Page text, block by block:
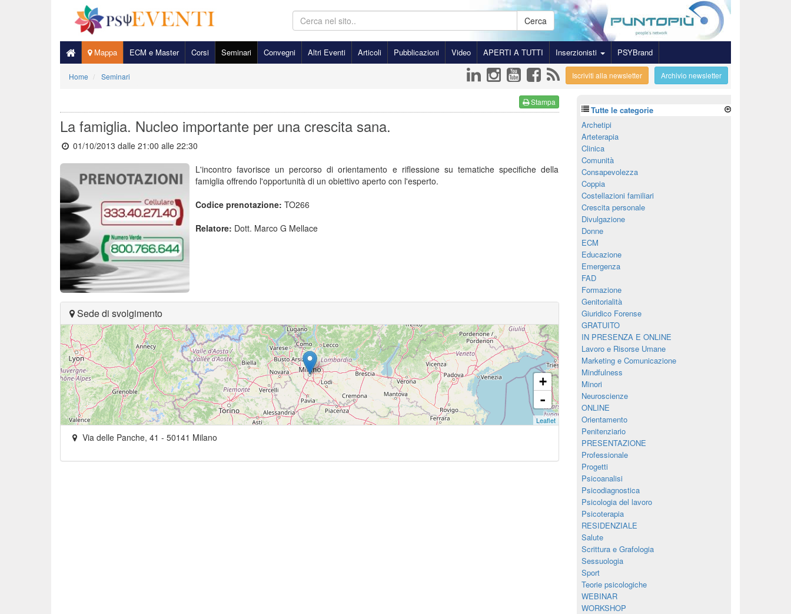
Cerca
Mappa ECM e Master Corsi Seminari Convegni Altri Eventi Articoli Pubblicazioni Video APERTI A TUTTI Inserzionisti PSYBrand
Home Seminari Archivio newsletter
Iscriviti alla newsletter
Stampa
La famiglia. Nucleo importante per una crescita sana.
01/10/2013 dalle 21:00 alle 22:30
L'incontro favorisce un percorso di orientamento e riflessione su tematiche specifiche della
famiglia offrendo l'opportunità di un obiettivo aperto con l'esperto.
Codice prenotazione: TO266
Relatore: Dott. Marco G Mellace
Sede di svolgimento
+
-
Leaflet
Via delle Panche, 41 - 50141 Milano
Tutte le categorie
Archetipi
Arteterapia
Clinica
Comunità
Consapevolezza
Coppia
Costellazioni familiari
Crescita personale
Divulgazione
Donne
ECM
Educazione
Emergenza
FAD
Formazione
Genitorialità
Giuridico Forense
GRATUITO
IN PRESENZA E ONLINE
Lavoro e Risorse Umane
Marketing e Comunicazione
Mindfulness
Minori
Neuroscienze
ONLINE
Orientamento
Penitenziario
PRESENTAZIONE
Professionale
Progetti
Psicoanalisi
Psicodiagnostica
Psicologia del lavoro
Psicoterapia
RESIDENZIALE
Salute
Scrittura e Grafologia
Sessuologia
Sport
Teorie psicologiche
WEBINAR
WORKSHOP